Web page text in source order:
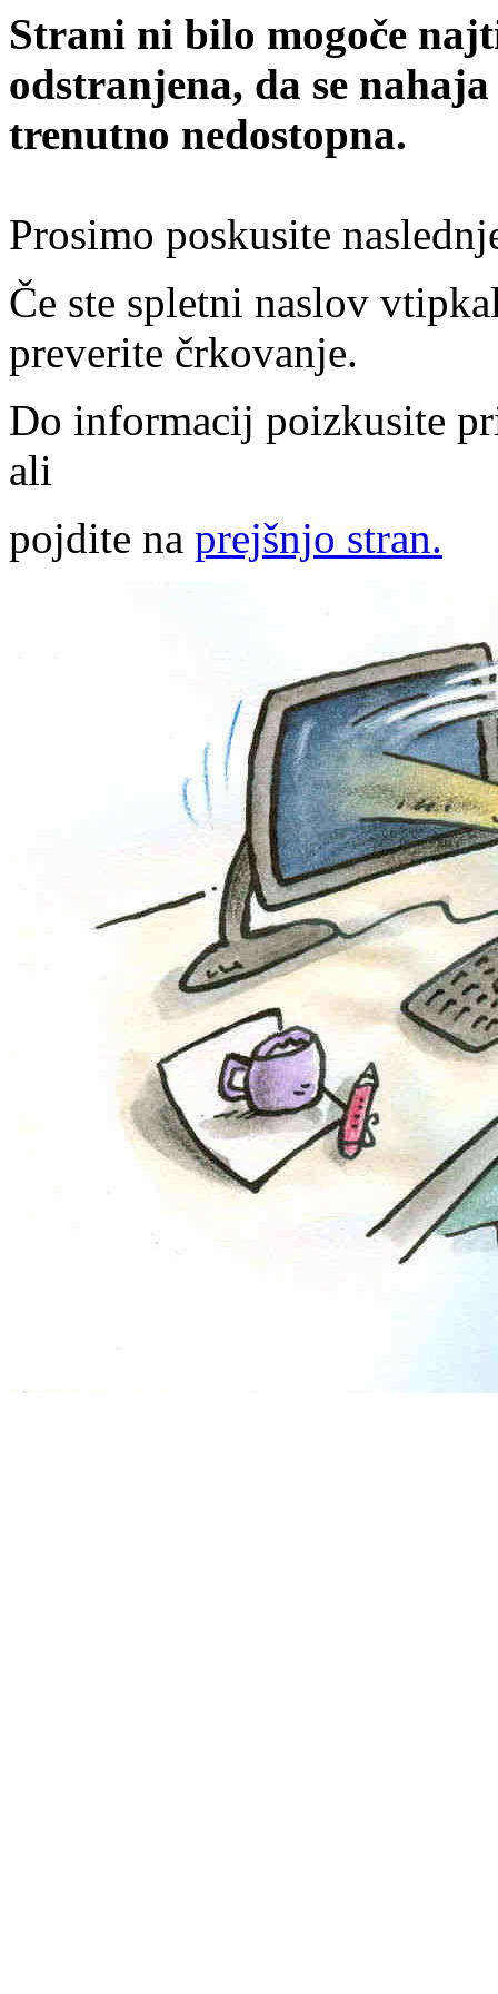
Strani ni bilo mogoče
odstranjena, da se
trenutno nedostopna.
Prosimo poskusite
Če ste spletni naslov
preverite črkovanje.
Do informacij poizkusite
ali
pojdite na prejšnjo stran.